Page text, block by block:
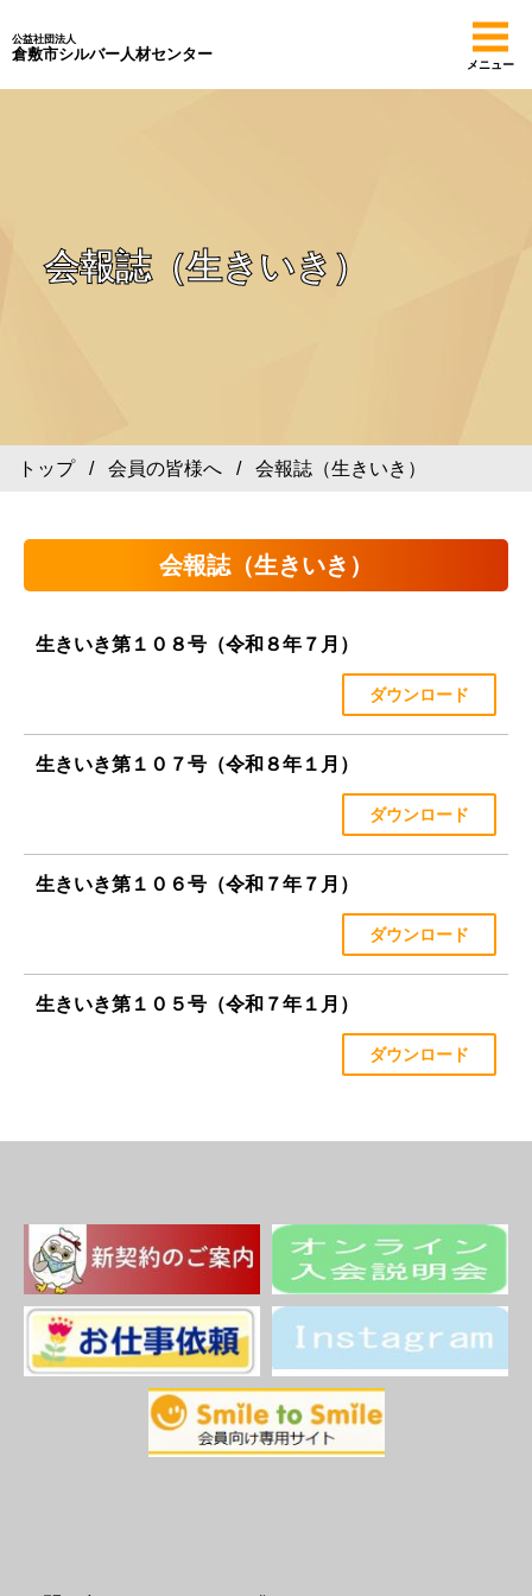
公益社団法人
倉敷市シルバー人材センター
メニュー
会報誌（生きいき）
トップ/ 会員の皆様へ / 会報誌（生きいき）
会報誌（生きいき）
生きいき第１０８号（令和８年７月）
ダウンロード
生きいき第１０７号（令和８年１月）
ダウンロード
生きいき第１０６号（令和７年７月）
ダウンロード
生きいき第１０５号（令和７年１月）
ダウンロード